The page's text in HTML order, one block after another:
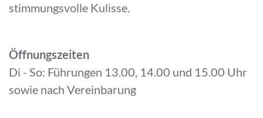
stimmungsvolle Kulisse.
Öffnungszeiten
Di - So: Führungen 13.00, 14.00 und 15.00 Uhr
sowie nach Vereinbarung